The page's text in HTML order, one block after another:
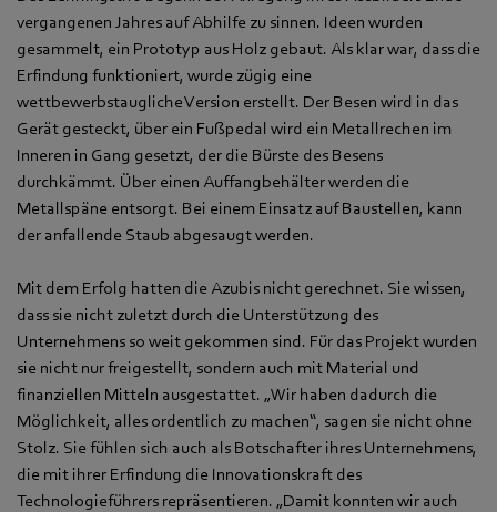
vergangenen Jahres auf Abhilfe zu sinnen. Ideen wurden
gesammelt, ein Prototyp aus Holz gebaut. Als klar war, dass die
Erfindung funktioniert, wurde zügig eine
wettbewerbstaugliche Version erstellt. Der Besen wird in das
Gerät gesteckt, über ein Fußpedal wird ein Metallrechen im
Inneren in Gang gesetzt, der die Bürste des Besens
durchkämmt. Über einen Auffangbehälter werden die
Metallspäne entsorgt. Bei einem Einsatz auf Baustellen, kann
der anfallende Staub abgesaugt werden.
Mit dem Erfolg hatten die Azubis nicht gerechnet. Sie wissen,
dass sie nicht zuletzt durch die Unterstützung des
Unternehmens so weit gekommen sind. Für das Projekt wurden
sie nicht nur freigestellt, sondern auch mit Material und
finanziellen Mitteln ausgestattet. „Wir haben dadurch die
Möglichkeit, alles ordentlich zu machen“, sagen sie nicht ohne
Stolz. Sie fühlen sich auch als Botschafter ihres Unternehmens,
die mit ihrer Erfindung die Innovationskraft des
Technologieführers repräsentieren. „Damit konnten wir auch